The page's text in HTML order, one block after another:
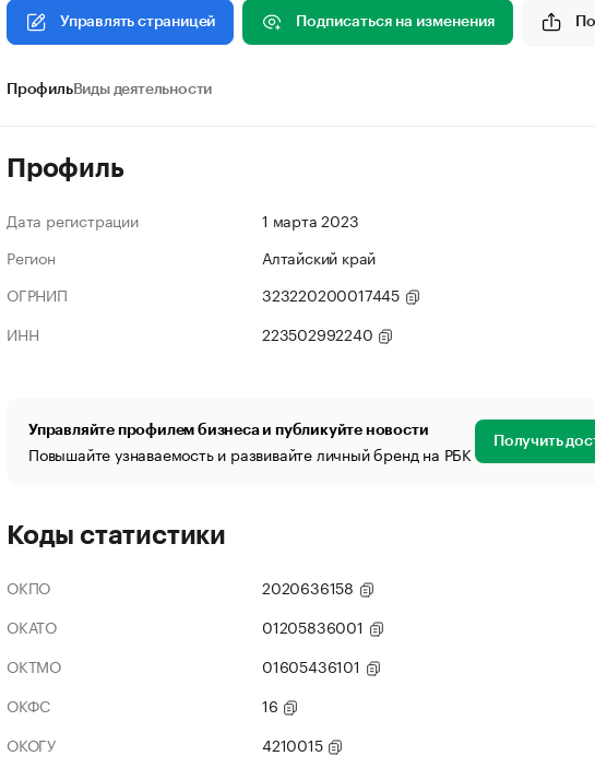
Управлять страницей Подписаться на изменения
ПрофильВиды деятельности
Профиль
Дата регистрации
1 марта 2023
Регион
Алтайский край
ОГРНИП
323220200017445
ИНН
223502992240
Управляйте профилем бизнеса и публикуйте новости
Повышайте узнаваемость и развивайте личный бренд на РБК Получить
Коды статистики
ОКПО
2020636158
ОКАТО
01205836001
ОКТМО
01605436101
ОКФС
16
ОКОГУ
4210015